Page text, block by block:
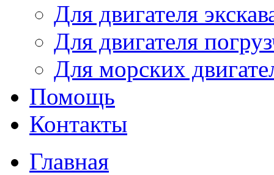
Для двигателя
Для двигателя
Для морских
Помощь
Контакты
Главная